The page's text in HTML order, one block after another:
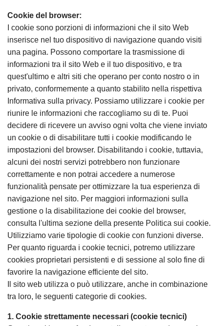
Cookie del browser:
I cookie sono porzioni di informazioni che il sito Web
inserisce nel tuo dispositivo di navigazione quando visiti
una pagina. Possono comportare la trasmissione di
informazioni tra il sito Web e il tuo dispositivo, e tra
quest'ultimo e altri siti che operano per conto nostro o in
privato, conformemente a quanto stabilito nella rispettiva
Informativa sulla privacy. Possiamo utilizzare i cookie per
riunire le informazioni che raccogliamo su di te. Puoi
decidere di ricevere un avviso ogni volta che viene inviato
un cookie o di disabilitare tutti i cookie modificando le
impostazioni del browser. Disabilitando i cookie, tuttavia,
alcuni dei nostri servizi potrebbero non funzionare
correttamente e non potrai accedere a numerose
funzionalità pensate per ottimizzare la tua esperienza di
navigazione nel sito. Per maggiori informazioni sulla
gestione o la disabilitazione dei cookie del browser,
consulta l'ultima sezione della presente Politica sui cookie.
Utilizziamo varie tipologie di cookie con funzioni diverse.
Per quanto riguarda i cookie tecnici, potremo utilizzare
cookies proprietari persistenti e di sessione al solo fine di
favorire la navigazione efficiente del sito.
Il sito web utilizza o può utilizzare, anche in combinazione
tra loro, le seguenti categorie di cookies.
1. Cookie strettamente necessari (cookie tecnici)